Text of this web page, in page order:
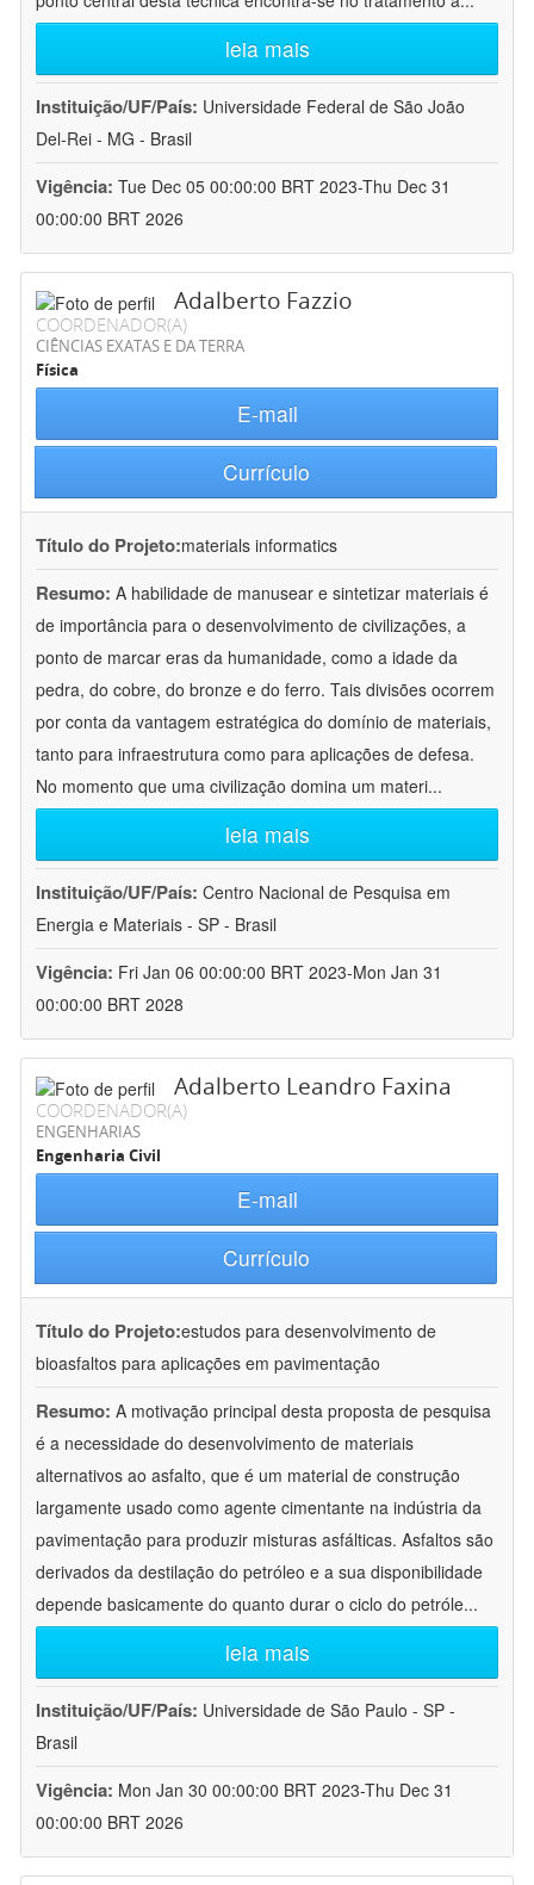
leia mais
Instituição/UF/País: Universidade Federal de São João
Del-Rei - MG - Brasil
Vigência: Tue Dec 05 00:00:00 BRT 2023-Thu Dec 31
00:00:00 BRT 2026
Adalberto Fazzio
COORDENADOR(A)
CIÊNCIAS EXATAS E DA TERRA
Física
E-mail
Currículo
Título do Projeto:materials informatics
Resumo: A habilidade de manusear e sintetizar materiais é
de importância para o desenvolvimento de civilizações, a
ponto de marcar eras da humanidade, como a idade da
pedra, do cobre, do bronze e do ferro. Tais divisões ocorrem
por conta da vantagem estratégica do domínio de materiais,
tanto para infraestrutura como para aplicações de defesa.
No momento que uma civilização domina um materi...
leia mais
Instituição/UF/País: Centro Nacional de Pesquisa em
Energia e Materiais - SP - Brasil
Vigência: Fri Jan 06 00:00:00 BRT 2023-Mon Jan 31
00:00:00 BRT 2028
Adalberto Leandro Faxina
COORDENADOR(A)
ENGENHARIAS
Engenharia Civil
E-mail
Currículo
Título do Projeto:estudos para desenvolvimento de
bioasfaltos para aplicações em pavimentação
Resumo: A motivação principal desta proposta de pesquisa
é a necessidade do desenvolvimento de materiais
alternativos ao asfalto, que é um material de construção
largamente usado como agente cimentante na indústria da
pavimentação para produzir misturas asfálticas. Asfaltos são
derivados da destilação do petróleo e a sua disponibilidade
depende basicamente do quanto durar o ciclo do petróle...
leia mais
Instituição/UF/País: Universidade de São Paulo - SP -
Brasil
Vigência: Mon Jan 30 00:00:00 BRT 2023-Thu Dec 31
00:00:00 BRT 2026